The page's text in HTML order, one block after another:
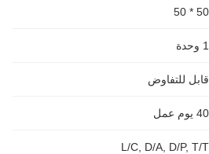
50 * 50
1 وحدة
قابل للتفاوض
40 يوم عمل
L/C, D/A, D/P, T/T